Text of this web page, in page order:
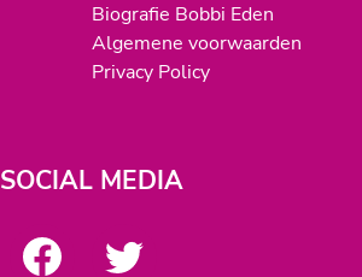
Biografie Bobbi Eden
Algemene voorwaarden
Privacy Policy
SOCIAL MEDIA